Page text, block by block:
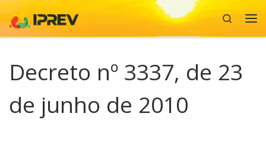
Skip to content
Search
Decreto nº 3337, de 23
de junho de 2010